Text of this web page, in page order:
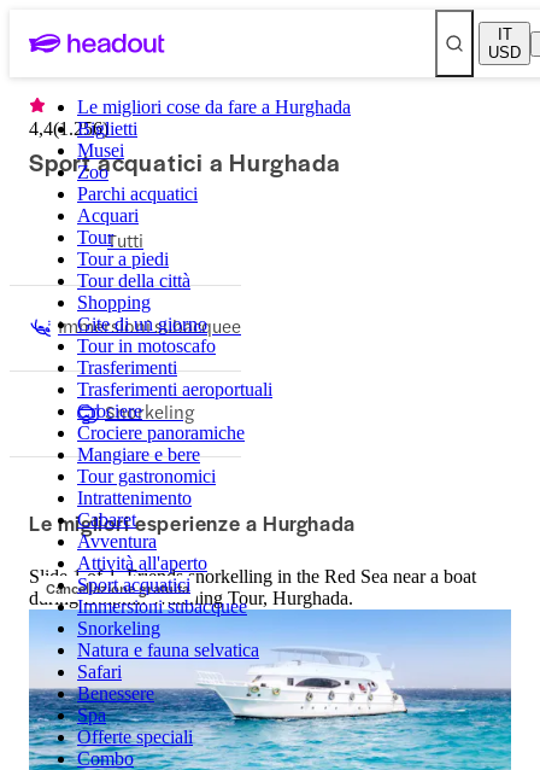
IT
USD
Le migliori cose da fare a Hurghada
Biglietti
Musei
Zoo
Parchi acquatici
Acquari
Tour
Tour a piedi
Tour della città
Shopping
Gite di un giorno
Tour in motoscafo
Trasferimenti
Trasferimenti aeroportuali
Crociere
Crociere panoramiche
Mangiare e bere
Tour gastronomici
Intrattenimento
Cabaret
Avventura
Attività all'aperto
Sport acquatici
Immersioni subacquee
Snorkeling
Natura e fauna selvatica
Safari
Benessere
Spa
Offerte speciali
Combo
4,4(1.256)
Sport acquatici a Hurghada
Tutti
Immersioni subacquee
Snorkeling
Le migliori esperienze a Hurghada
Cancellazione gratuita
Slide 1 of 1, Friends snorkelling in the Red Sea near a boat
during Dolphin Watching Tour, Hurghada.